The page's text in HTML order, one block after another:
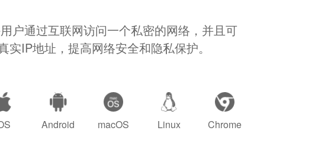
户通过互联网访问一个私密的网络，并且可
实IP地址，提高网络安全和隐私保护。
Android macOS Linux Chrome